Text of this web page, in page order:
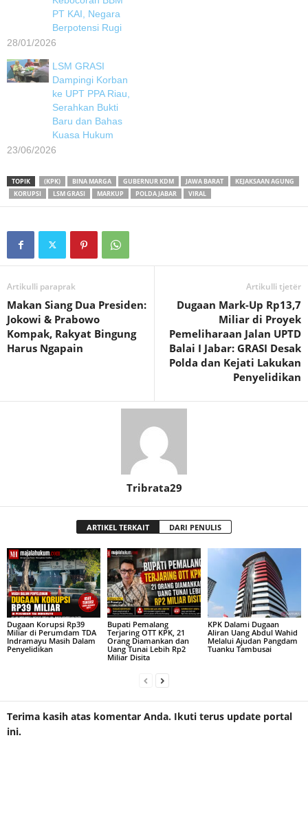
PT KAI, Negara
Berpotensi Rugi
28/01/2026
LSM GRASI
Dampingi Korban
ke UPT PPA Riau,
Serahkan Bukti
Baru dan Bahas
Kuasa Hukum
23/06/2026
TOPIK (KPK) BINA MARGA GUBERNUR KDM JAWA BARAT
KEJAKSAAN AGUNG
KORUPSI
LSM GRASI MARKUP POLDA JABAR VIRAL
Artikulli paraprak
Makan Siang Dua Presiden:
Jokowi & Prabowo
Kompak, Rakyat Bingung
Harus Ngapain
Artikulli tjetër
Dugaan Mark-Up Rp13,7
Miliar di Proyek
Pemeliharaan Jalan UPTD
Balai I Jabar: GRASI Desak
Polda dan Kejati Lakukan
Penyelidikan
Tribrata29
ARTIKEL TERKAIT DARI PENULIS
Dugaan Korupsi Rp39
Miliar di Perumdam TDA
Indramayu Masih Dalam
Penyelidikan
Bupati Pemalang
Terjaring OTT KPK, 21
Orang Diamankan dan
Uang Tunai Lebih Rp2
Miliar Disita
KPK Dalami Dugaan
Aliran Uang Abdul Wahid
Melalui Ajudan Pangdam
Tuanku Tambusai
Terima kasih atas komentar Anda. Ikuti terus update portal
ini.